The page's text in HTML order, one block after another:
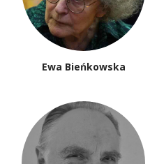
Ewa Bieńkowska